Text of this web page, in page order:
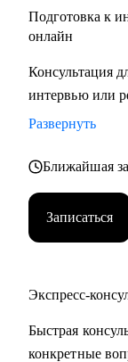
Подготовка к
онлайн
Консультация
интервью или
Развернуть
Ближайшая
Записаться
Экспресс-
Быстрая
конкретные